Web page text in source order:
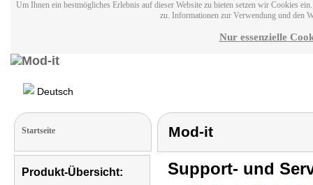
Um Ihnen ein bestmögliches Erlebnis auf dieser Website zu bieten setzen wir Cookies
zu. Informationen zur Verwendung und den
Nur essenzielle
Deutsch
Startseite
Produkt-Übersicht:
Mod-it
Support- und